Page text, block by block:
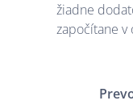
žiadne
započítane v